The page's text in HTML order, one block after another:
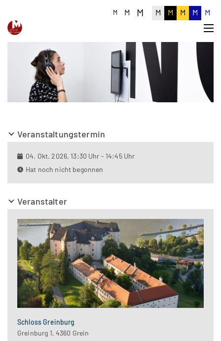
M M M M M M M M
Veranstaltungstermin
04. Okt. 2026, 13:30 Uhr - 14:45 Uhr
Hat noch nicht begonnen
Veranstalter
Schloss Greinburg
Greinburg 1, 4360 Grein